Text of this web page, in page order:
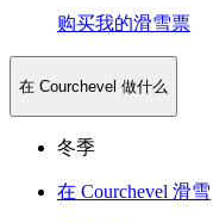
购买我的滑雪票
在 Courchevel 做什么
冬季
在 Courchevel 滑雪